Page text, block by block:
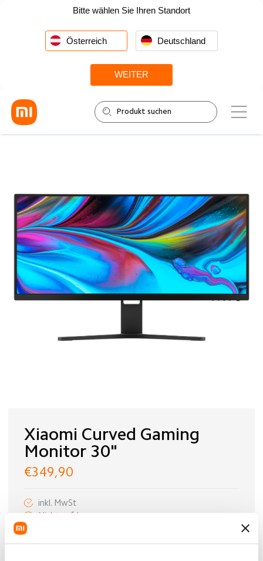
Bitte wählen Sie Ihren Standort
Österreich Deutschland
WEITER
Xiaomi Curved Gaming
Monitor 30"
€349,90
inkl. MwSt